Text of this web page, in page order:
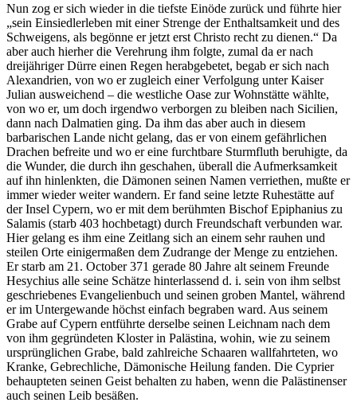
Nun zog er sich wieder in die tiefste Einöde zurück und führte hier
„sein Einsiedlerleben mit einer Strenge der Enthaltsamkeit und des
Schweigens, als begönne er jetzt erst Christo recht zu dienen.“ Da
aber auch hierher die Verehrung ihm folgte, zumal da er nach
dreijähriger Dürre einen Regen herabgebetet, begab er sich nach
Alexandrien, von wo er zugleich einer Verfolgung unter Kaiser
Julian ausweichend – die westliche Oase zur Wohnstätte wählte,
von wo er, um doch irgendwo verborgen zu bleiben nach Sicilien,
dann nach Dalmatien ging. Da ihm das aber auch in diesem
barbarischen Lande nicht gelang, das er von einem gefährlichen
Drachen befreite und wo er eine furchtbare Sturmfluth beruhigte, da
die Wunder, die durch ihn geschahen, überall die Aufmerksamkeit
auf ihn hinlenkten, die Dämonen seinen Namen verriethen, mußte er
immer wieder weiter wandern. Er fand seine letzte Ruhestätte auf
der Insel Cypern, wo er mit dem berühmten Bischof Epiphanius zu
Salamis (starb 403 hochbetagt) durch Freundschaft verbunden war.
Hier gelang es ihm eine Zeitlang sich an einem sehr rauhen und
steilen Orte einigermaßen dem Zudrange der Menge zu entziehen.
Er starb am 21. October 371 gerade 80 Jahre alt seinem Freunde
Hesychius alle seine Schätze hinterlassend d. i. sein von ihm selbst
geschriebenes Evangelienbuch und seinen groben Mantel, während
er im Untergewande höchst einfach begraben ward. Aus seinem
Grabe auf Cypern entführte derselbe seinen Leichnam nach dem
von ihm gegründeten Kloster in Palästina, wohin, wie zu seinem
ursprünglichen Grabe, bald zahlreiche Schaaren wallfahrteten, wo
Kranke, Gebrechliche, Dämonische Heilung fanden. Die Cyprier
behaupteten seinen Geist behalten zu haben, wenn die Palästinenser
auch seinen Leib besäßen.